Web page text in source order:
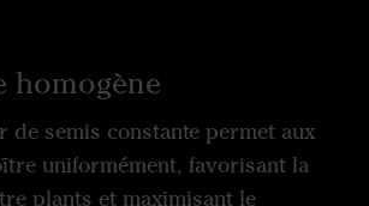
homogène
de semis constante permet aux
uniformément, favorisant la
plants et maximisant le